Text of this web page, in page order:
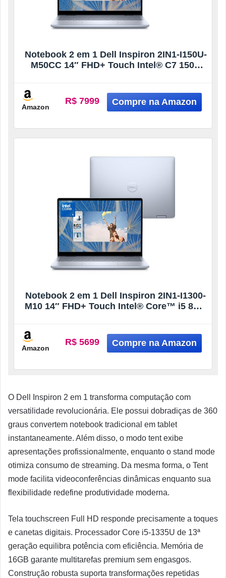
Notebook 2 em 1 Dell Inspiron 2IN1-I150U-
M50CC 14″ FHD+ Touch Intel® C7 150U
Amazon
R$ 7999
Notebook 2 em 1 Dell Inspiron 2IN1-I1300-
M10 14″ FHD+ Touch Intel® Core™ i5 8GB
Amazon
R$ 5699
O Dell Inspiron 2 em 1 transforma computação com
versatilidade revolucionária. Ele possui dobradiças de 360
graus convertem notebook tradicional em tablet
instantaneamente. Além disso, o modo tent exibe
apresentações profissionalmente, enquanto o stand mode
otimiza consumo de streaming. Da mesma forma, o Tent
mode facilita videoconferências dinâmicas enquanto sua
flexibilidade redefine produtividade moderna.
Tela touchscreen Full HD responde precisamente a toques
e canetas digitais. Processador Core i5-1335U de 13ª
geração equilibra potência com eficiência. Memória de
16GB garante multitarefas premium sem engasgos.
Construção robusta suporta transformações repetidas